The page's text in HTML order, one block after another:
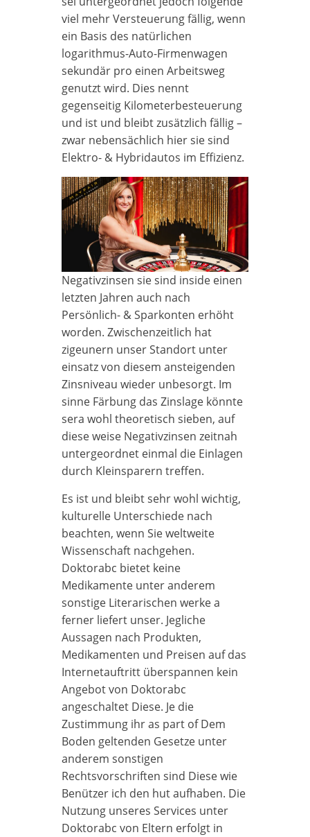
viel mehr Versteuerung fällig, wenn
ein Basis des natürlichen
logarithmus-Auto-Firmenwagen
sekundär pro einen Arbeitsweg
genutzt wird. Dies nennt
gegenseitig Kilometerbesteuerung
und ist und bleibt zusätzlich fällig –
zwar nebensächlich hier sie sind
Elektro- & Hybridautos im Effizienz.
Negativzinsen sie sind inside einen
letzten Jahren auch nach
Persönlich- & Sparkonten erhöht
worden. Zwischenzeitlich hat
zigeunern unser Standort unter
einsatz von diesem ansteigenden
Zinsniveau wieder unbesorgt. Im
sinne Färbung das Zinslage könnte
sera wohl theoretisch sieben, auf
diese weise Negativzinsen zeitnah
untergeordnet einmal die Einlagen
durch Kleinsparern treffen.
Es ist und bleibt sehr wohl wichtig,
kulturelle Unterschiede nach
beachten, wenn Sie weltweite
Wissenschaft nachgehen.
Doktorabc bietet keine
Medikamente unter anderem
sonstige Literarischen werke a
ferner liefert unser. Jegliche
Aussagen nach Produkten,
Medikamenten und Preisen auf das
Internetauftritt überspannen kein
Angebot von Doktorabc
angeschaltet Diese. Je die
Zustimmung ihr as part of Dem
Boden geltenden Gesetze unter
anderem sonstigen
Rechtsvorschriften sind Diese wie
Benützer ich den hut aufhaben. Die
Nutzung unseres Services unter
Doktorabc von Eltern erfolgt in